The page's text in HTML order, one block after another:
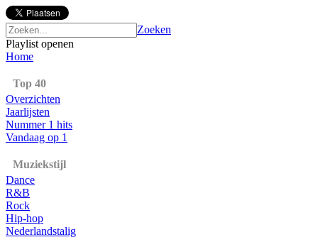
Zoeken
Playlist openen
Home
Top 40
Overzichten
Jaarlijsten
Nummer 1 hits
Vandaag op 1
Muziekstijl
Dance
R&B
Rock
Hip-hop
Nederlandstalig